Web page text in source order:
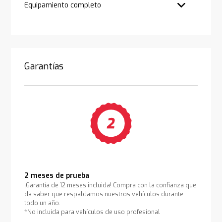
Equipamiento completo
Garantías
2 meses de prueba
¡Garantía de 12 meses incluida! Compra con la confianza que
da saber que respaldamos nuestros vehículos durante
todo un año.
*No incluida para vehículos de uso profesional